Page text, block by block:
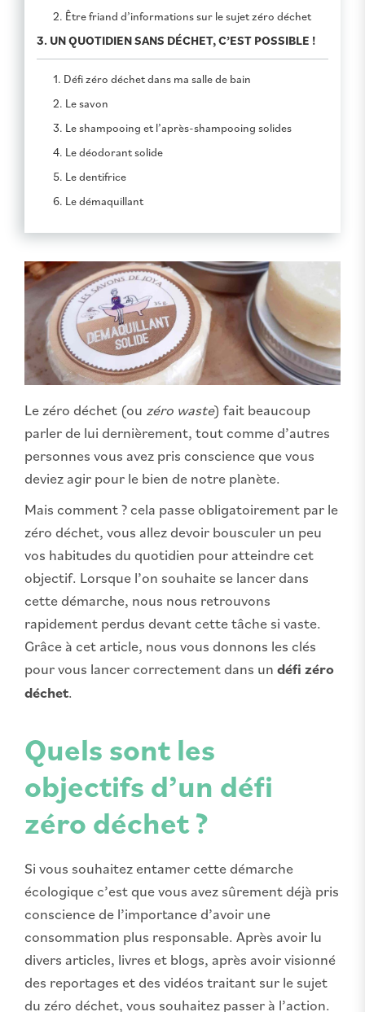
2. Être friand d’informations sur le sujet zéro déchet
3. UN QUOTIDIEN SANS DÉCHET, C’EST POSSIBLE !
1. Défi zéro déchet dans ma salle de bain
2. Le savon
3. Le shampooing et l’après-shampooing solides
4. Le déodorant solide
5. Le dentifrice
6. Le démaquillant
Le zéro déchet (ou zéro waste) fait beaucoup
parler de lui dernièrement, tout comme d’autres
personnes vous avez pris conscience que vous
deviez agir pour le bien de notre planète.
Mais comment ? cela passe obligatoirement par le
zéro déchet, vous allez devoir bousculer un peu
vos habitudes du quotidien pour atteindre cet
objectif. Lorsque l’on souhaite se lancer dans
cette démarche, nous nous retrouvons
rapidement perdus devant cette tâche si vaste.
Grâce à cet article, nous vous donnons les clés
pour vous lancer correctement dans un défi zéro
déchet.
Quels sont les
objectifs d’un défi
zéro déchet ?
Si vous souhaitez entamer cette démarche
écologique c’est que vous avez sûrement déjà pris
conscience de l’importance d’avoir une
consommation plus responsable. Après avoir lu
divers articles, livres et blogs, après avoir visionné
des reportages et des vidéos traitant sur le sujet
du zéro déchet, vous souhaitez passer à l’action.